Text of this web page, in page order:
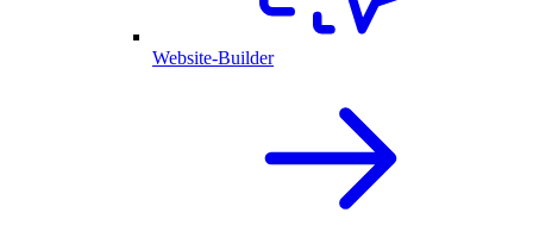
Website-Builder